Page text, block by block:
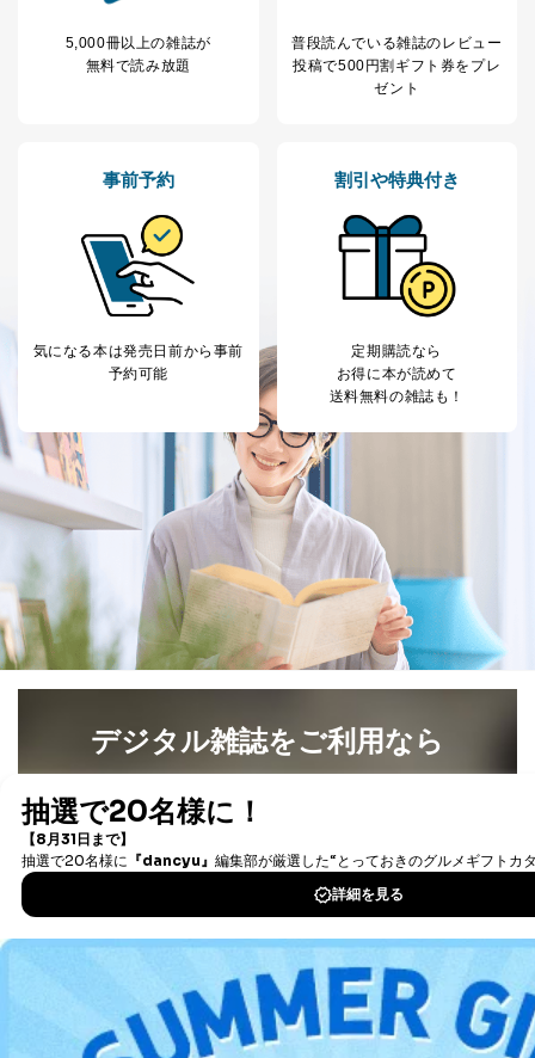
き。
公衆衛生の向上または児童の健全な育成の推進のため
に特に必要がある場合であって、本人の同意を得るこ
する必要がある場合であって、本人の同意を得ること
により当該事務の遂行に支障を及ぼすおそれがあると
上記２．の利用目的を実施するために守秘義務を結ん
だ企業に、業務の一部として個人情報の取扱いを委
託・提供する場合、その業務に必要な範囲で委託・提
供先企業に個人情報を開示することがあります。
が、これらに限りません。
委託先：カスタマーサポート支援会社 、クレジッ
トカード決済などの決済代行・料金回収会社、広
提供先：出版社、出版物発売元、卸売会社、販売
店など商品の供給者、梱包会社、配送会社、新聞
販売店などの梱包・配送・配達会社
４．開示対象個人情報の「開示」「訂正」等の請求につ
いて
当社は、本人から、開示対象個人情報について利用目的
の通知を求められた場合には、遅滞なくこれに応じま
す。ただし、以下①～④のいずれかに該当する場合は、
利用目的の通知を行なうことはできません。そのとき
は、本人に遅滞無くその旨を通知するとともに、理由を
①利用目的を本人に通知し、又は公表することによって
本人又は第三者の生命、身体、財産その他の権利利益を
②利用目的を本人に通知し、又は公表することによって
当該事業者の権利又は正当な利益を害するおそれがある
場合
③国の機関又は地方公共団体が法令の定める事務を遂行
することに対して協力する必要がある場合であって、利
事務の遂行に支障を及ぼすおそれがあるとき
④開示対象個人情報の利用目的が明らかな場合
開示対象個人情報については、保有個人データの本人ま
たはその代理人からの利用目的の通知、開示、変更等
5,000冊以上の雑誌が
無料で読み放題
普段読んでいる雑誌のレビュー
投稿で500円割ギフト券をプレ
ゼント
事前予約
気になる本は発売日前から事前
予約可能
割引や特典付き
定期購読なら
お得に本が読めて
送料無料の雑誌も！
デジタル雑誌をご利用なら
書籍）が無料で読み放題！
DOWNLOAD FOR IOS
DOWNLOAD FOR ANDROID
ご利用方法はこちら